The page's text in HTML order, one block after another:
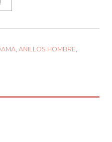
, ANILLOS HOMBRE,